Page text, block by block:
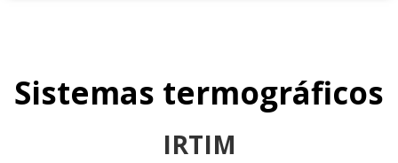
Sistemas termográficos
IRTIM